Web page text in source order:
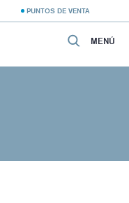
PUNTOS DE VENTA
MENÚ